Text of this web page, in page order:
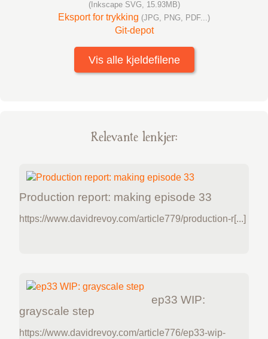
(Inkscape SVG, 15.93MB)
Eksport for trykking (JPG, PNG, PDF...)
Git-depot
Vis alle kjeldefilene
Relevante lenkjer:
Production report: making episode 33
https://www.davidrevoy.com/article779/production-r[...]
ep33 WIP:
grayscale step
https://www.davidrevoy.com/article776/ep33-wip-